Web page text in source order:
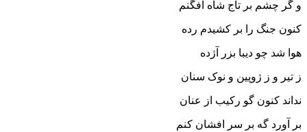
و گر چشم بر تاج شاه افگنم‏
کنون جنگ را بر کشیدم رده
هوا شد چو دیبا بزر آژده‏
ز تیر و ز ژوپین و نوک سنان
نداند کنون گو رکیب از عنان‏
بر آورد گه بر سر افشان کنم